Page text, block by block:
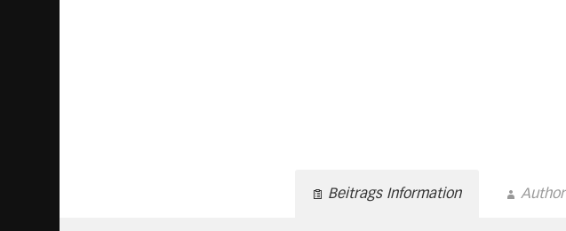
Beitrags Information Author